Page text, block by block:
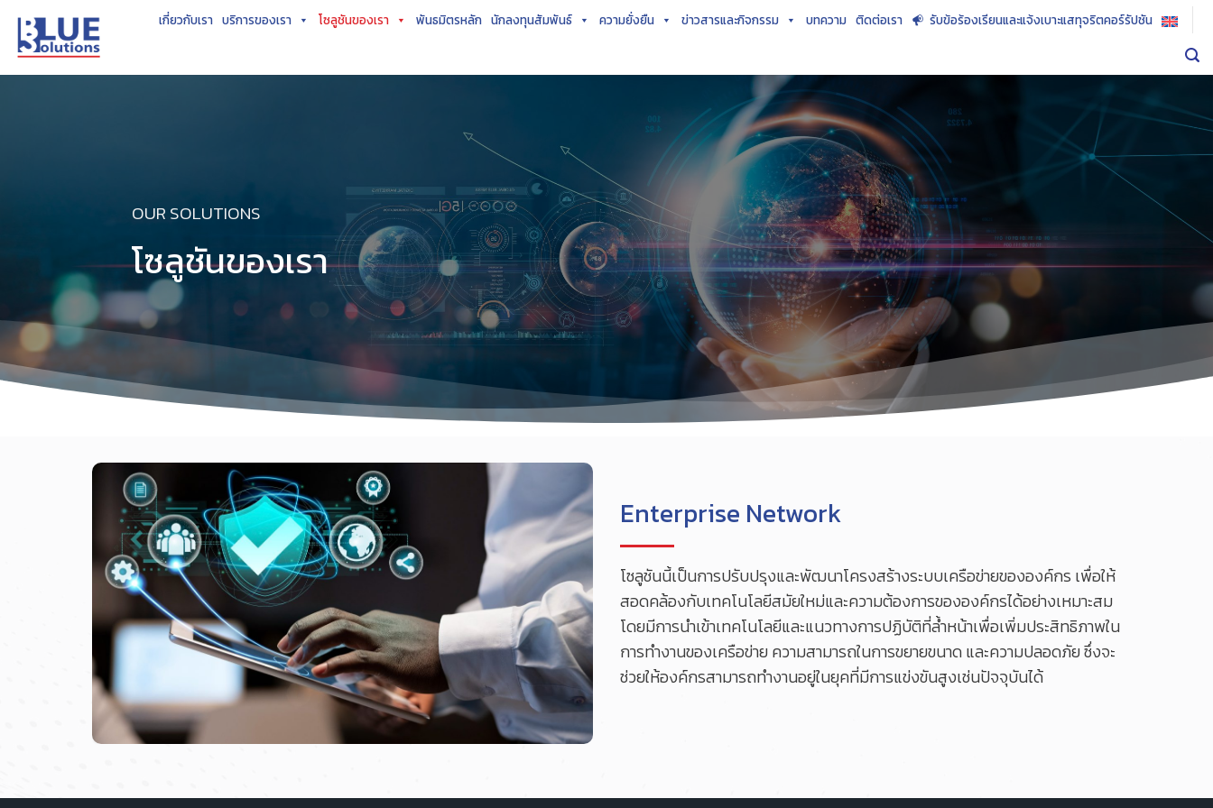
Skip
content
เกี่ยวกับเรา บริการของเรา โซลูชันของเรา พันธมิตรหลัก นักลงทุนสัมพันธ์ ความยั่งยืน ข่าวสารและกิจกรรม บทความ ติดต่อเรา รับข้อร้องเรียนและแจ้งเบาะแสทุจริตคอร์รัปชัน
OUR SOLUTIONS
โซลูชันของเรา
Enterprise Network
โซลูชันนี้เป็นการปรับปรุงและพัฒนาโครงสร้างระบบเครือข่ายขององค์กร เพื่อให้
สอดคล้องกับเทคโนโลยีสมัยใหม่และความต้องการขององค์กรได้อย่างเหมาะสม
โดยมีการนำเข้าเทคโนโลยีและแนวทางการปฏิบัติที่ล้ำหน้าเพื่อเพิ่มประสิทธิภาพใน
การทำงานของเครือข่าย ความสามารถในการขยายขนาด และความปลอดภัย ซึ่งจะ
ช่วยให้องค์กรสามารถทำงานอยู่ในยุคที่มีการแข่งขันสูงเช่นปัจจุบันได้